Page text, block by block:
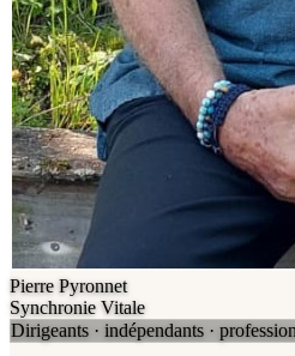
Pierre Pyronnet
Synchronie Vitale
Dirigeants · indépendants ·